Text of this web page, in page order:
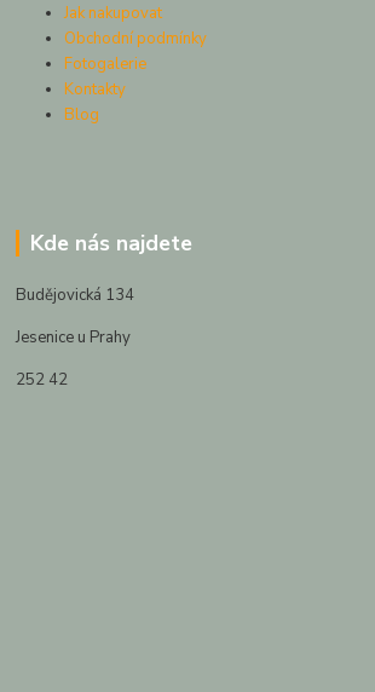
Jak nakupovat
Obchodní podmínky
Fotogalerie
Kontakty
Blog
Kde nás najdete
Budějovická 134
Jesenice u Prahy
252 42